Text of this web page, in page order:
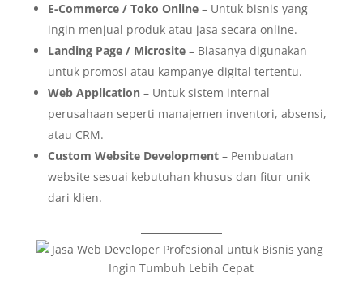
E-Commerce / Toko Online– Untuk bisnis yang
ingin menjual produk atau jasa secara online.
Landing Page / Microsite– Biasanya digunakan
untuk promosi atau kampanye digital tertentu.
Web Application– Untuk sistem internal
perusahaan seperti manajemen inventori, absensi,
atau CRM.
Custom Website Development– Pembuatan
website sesuai kebutuhan khusus dan fitur unik
dari klien.